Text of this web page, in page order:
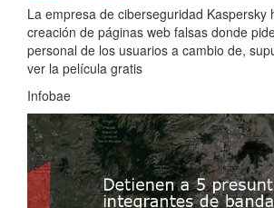
La empresa de ciberseguridad Kaspersky
creación de páginas web falsas donde
personal de los usuarios a cambio de,
ver la película gratis
Infobae